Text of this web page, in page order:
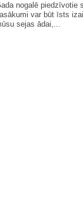
nogalē piedzīvotie
var būt īsts
sejas ādai,...